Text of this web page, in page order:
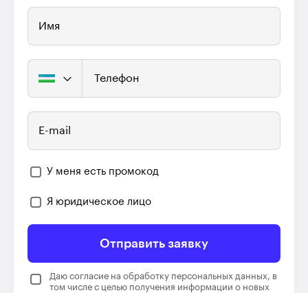
Имя
Телефон
E-mail
У меня есть промокод
Я юридическое лицо
Отправить заявку
Даю согласие на обработку персональных данных, в
том числе с целью получения информации о новых